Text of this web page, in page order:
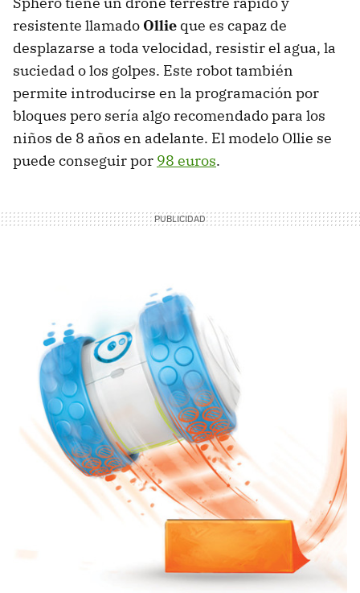
resistente llamado Ollie que es capaz de
desplazarse a toda velocidad, resistir el agua, la
suciedad o los golpes. Este robot también
permite introducirse en la programación por
bloques pero sería algo recomendado para los
niños de 8 años en adelante. El modelo Ollie se
puede conseguir por 98 euros.